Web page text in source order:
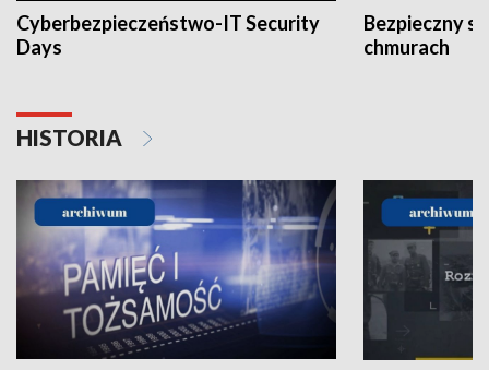
Cyberbezpieczeństwo-IT Security
Days
Bezpieczny
chmurach
HISTORIA